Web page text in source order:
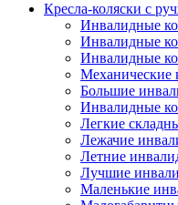
Кресла-коляски с
Инвалидные
Инвалидные
Инвалидные
Механические
Большие
Инвалидные
Легкие
Лежачие
Летние
Лучшие
Маленькие